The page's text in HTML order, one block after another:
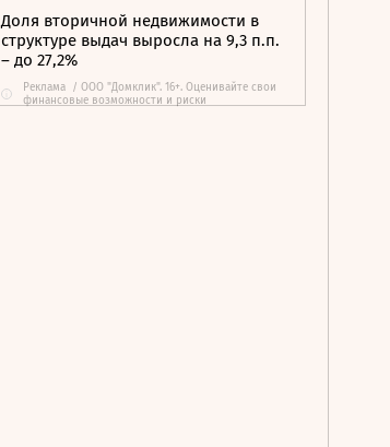
Доля вторичной недвижимости в
структуре выдач выросла на 9,3 п.п.
– до 27,2%
Реклама / ООО "Домклик". 16+. Оценивайте свои
финансовые возможности и риски